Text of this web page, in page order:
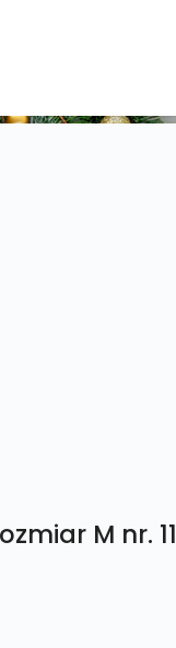
M nr. 11